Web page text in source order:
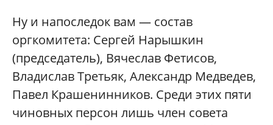
Ну и напоследок вам — состав
оргкомитета: Сергей Нарышкин
(председатель), Вячеслав Фетисов,
Владислав Третьяк, Александр Медведев,
Павел Крашенинников. Среди этих пяти
чиновных персон лишь член совета